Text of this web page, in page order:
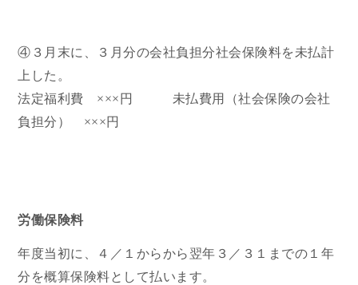
④３月末に、３月分の会社負担分社会保険料を未払計
上した。
法定福利費 ×××円 未払費用（社会保険の会社
負担分） ×××円
労働保険料
年度当初に、４／１からから翌年３／３１までの１年
分を概算保険料として払います。